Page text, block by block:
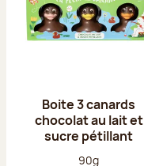
Boite 3 canards
chocolat au lait et
sucre pétillant
Poids net :
90g